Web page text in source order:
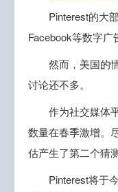
Pinterest的大
Facebook等数字广
然而，美国的
讨论还不多。
作为社交媒体
数量在春季激增。
估产生了第二个猜测
Pinterest将于